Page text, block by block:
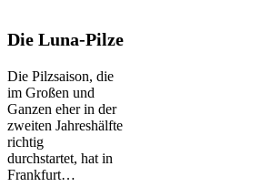
Die
Pilze
Die Luna-Pilze
Die Pilzsaison, die
im Großen und
Ganzen eher in der
zweiten Jahreshälfte
richtig
durchstartet, hat in
Frankfurt…